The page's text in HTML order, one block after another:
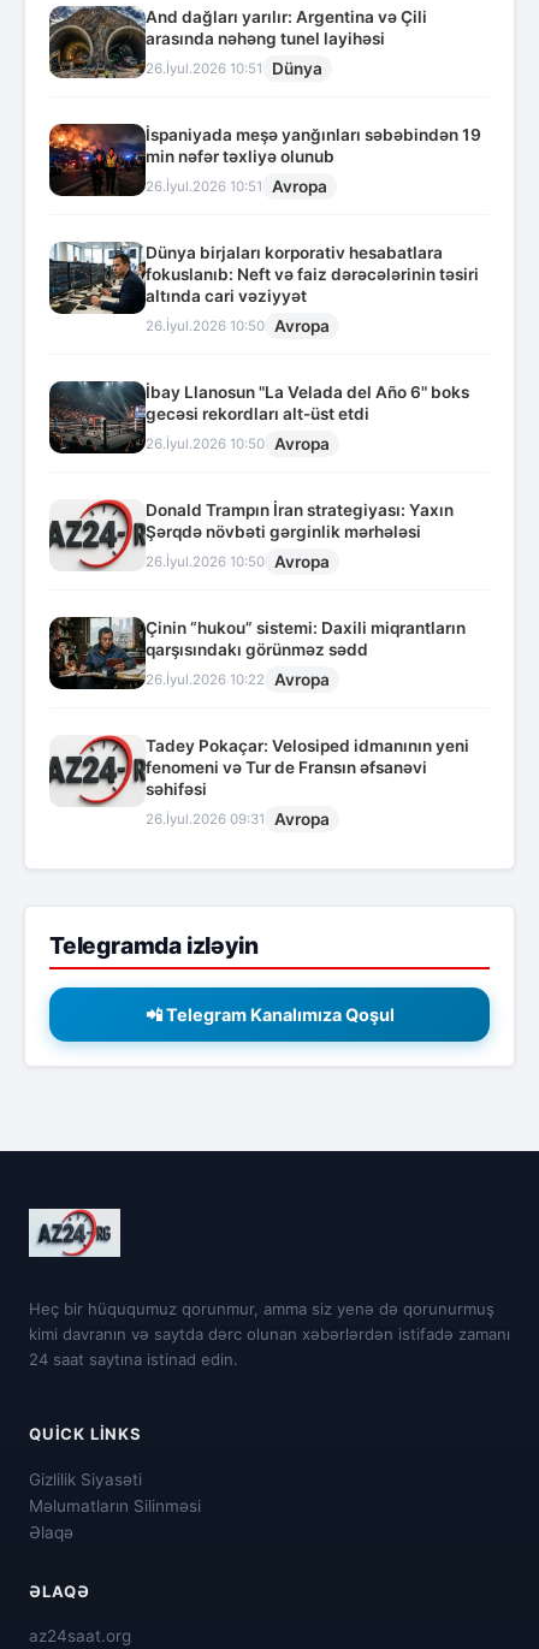
And dağları yarılır: Argentina və Çili
arasında nəhəng tunel layihəsi
26.İyul.2026 10:51 Dünya
İspaniyada meşə yanğınları səbəbindən 19
min nəfər təxliyə olunub
26.İyul.2026 10:51 Avropa
Dünya birjaları korporativ hesabatlara
fokuslanıb: Neft və faiz dərəcələrinin təsiri
altında cari vəziyyət
26.İyul.2026 10:50 Avropa
İbay Llanosun "La Velada del Año 6" boks
gecəsi rekordları alt-üst etdi
26.İyul.2026 10:50 Avropa
Donald Trampın İran strategiyası: Yaxın
Şərqdə növbəti gərginlik mərhələsi
26.İyul.2026 10:50 Avropa
Çinin “hukou” sistemi: Daxili miqrantların
qarşısındakı görünməz sədd
26.İyul.2026 10:22 Avropa
Tadey Pokaçar: Velosiped idmanının yeni
fenomeni və Tur de Fransın əfsanəvi
səhifəsi
26.İyul.2026 09:31 Avropa
Telegramda izləyin
📲 Telegram Kanalımıza Qoşul
Heç bir hüququmuz qorunmur, amma siz yenə də qorunurmuş
kimi davranın və saytda dərc olunan xəbərlərdən istifadə zamanı
24 saat saytına istinad edin.
QUICK LINKS
Gizlilik Siyasəti
Məlumatların Silinməsi
Əlaqə
ƏLAQƏ
az24saat.org